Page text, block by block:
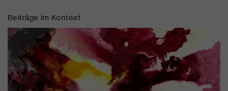
Beiträge im Kontext